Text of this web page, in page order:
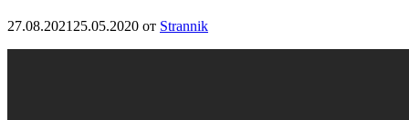
27.08.2021 25.05.2020 от Strannik